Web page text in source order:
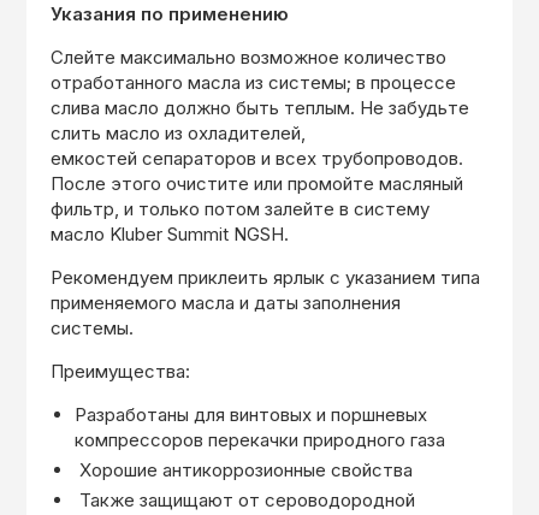
Указания по применению
Слейте максимально возможное количество
отработанного масла из системы; в процессе
слива масло должно быть теплым. Не забудьте
слить масло из охладителей,
емкостей сепараторов и всех трубопроводов.
После этого очистите или промойте масляный
фильтр, и только потом залейте в систему
масло Kluber Summit NGSH.
Рекомендуем приклеить ярлык с указанием типа
применяемого масла и даты заполнения
системы.
Преимущества:
Разработаны для винтовых и поршневых
компрессоров перекачки природного газа
Хорошие антикоррозионные свойства
Также защищают от сероводородной